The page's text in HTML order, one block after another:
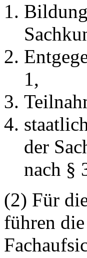
1,
der
nach §
(2) Für
führen